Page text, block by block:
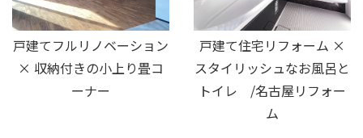
戸建てフルリノベーション
× 収納付きの小上り畳コ
ーナー
戸建て住宅リフォーム ×
スタイリッシュなお風呂と
トイレ /名古屋リフォー
ム